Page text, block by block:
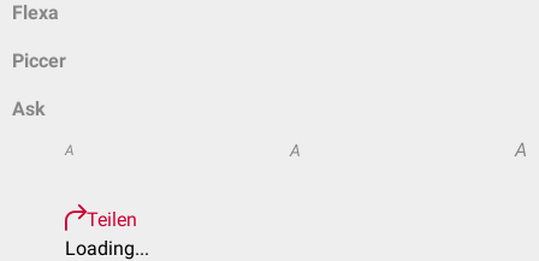
Flexa
Piccer
Ask
A A A
Teilen
Loading...